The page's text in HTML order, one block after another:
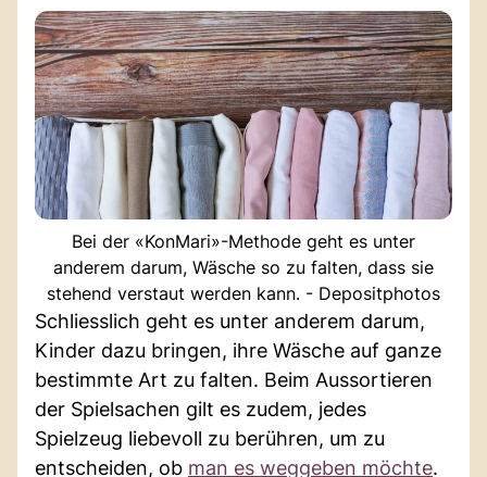
Bei der «KonMari»-Methode geht es unter
anderem darum, Wäsche so zu falten, dass sie
stehend verstaut werden kann. - Depositphotos
Schliesslich geht es unter anderem darum,
Kinder dazu bringen, ihre Wäsche auf ganze
bestimmte Art zu falten. Beim Aussortieren
der Spielsachen gilt es zudem, jedes
Spielzeug liebevoll zu berühren, um zu
entscheiden, ob man es weggeben möchte.